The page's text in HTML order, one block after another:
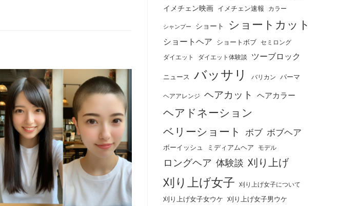
イメチェン映画 イメチェン速報 カラー
シャンプー ショート ショートカット
ショートヘア ショートボブ セミロング
ダイエット ダイエット体験談 ツーブロック
ニュース バッサリ バリカン パーマ
ヘアアレンジ ヘアカット ヘアカラー
ヘアドネーション
ベリーショート
ボブ ボブヘア
ボーイッシュ ミディアムヘア モデル
ロングヘア 体験談 刈り上げ
刈り上げ女子 刈り上げ女子について
刈り上げ女子女ウケ 刈り上げ女子男ウケ